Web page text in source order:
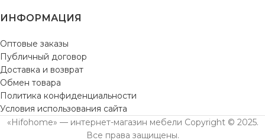
ИНФОРМАЦИЯ
Оптовые заказы
Публичный договор
Доставка и возврат
Обмен товара
Политика конфиденциальности
Условия использования сайта
«Hifohome» — интернет-магазин мебели Copyright © 2025.
Все права защищены.